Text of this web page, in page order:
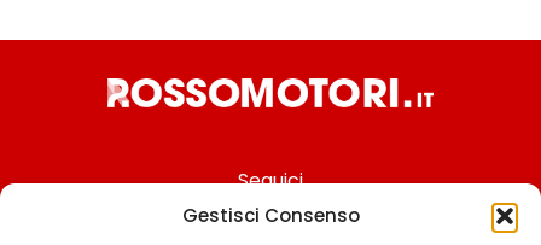
Gestisci Consenso
Seguici